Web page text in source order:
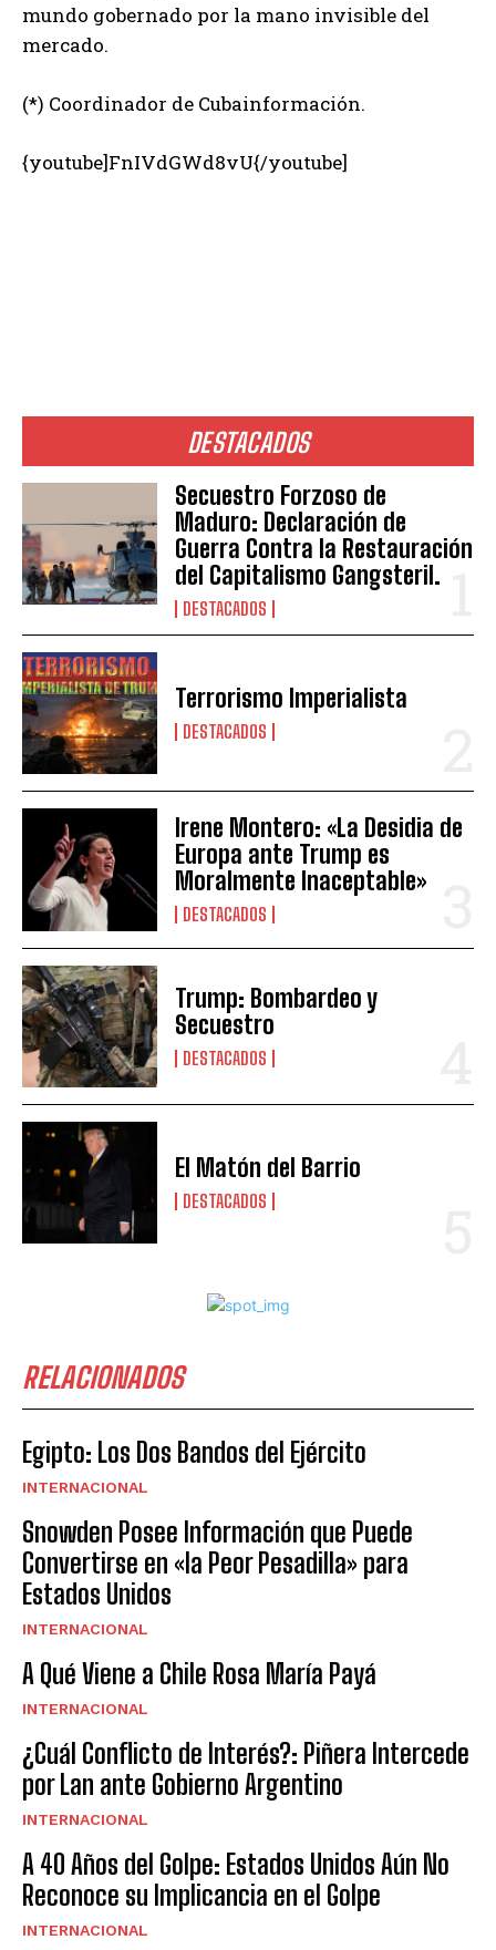
DESTACADOS
Secuestro Forzoso de
Maduro: Declaración de
Guerra Contra la Restauración
del Capitalismo Gangsteril.
DESTACADOS
Terrorismo Imperialista
DESTACADOS
Irene Montero: «La Desidia de
Europa ante Trump es
Moralmente Inaceptable»
DESTACADOS
Trump: Bombardeo y
Secuestro
DESTACADOS
El Matón del Barrio
DESTACADOS
RELACIONADOS
Egipto: Los Dos Bandos del Ejército
INTERNACIONAL
Snowden Posee Información que Puede
Convertirse en «la Peor Pesadilla» para
Estados Unidos
INTERNACIONAL
A Qué Viene a Chile Rosa María Payá
INTERNACIONAL
¿Cuál Conflicto de Interés?: Piñera Intercede
por Lan ante Gobierno Argentino
INTERNACIONAL
A 40 Años del Golpe: Estados Unidos Aún No
Reconoce su Implicancia en el Golpe
INTERNACIONAL
mundo gobernado por la mano invisible del
mercado.
(*) Coordinador de Cubainformación.
{youtube]FnIVdGWd8vU{/youtube]